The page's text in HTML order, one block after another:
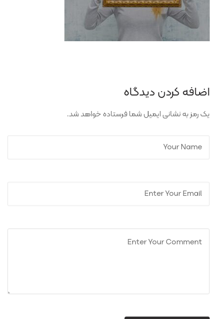
اضافه کردن دیدگاه
یک رمز به نشانی ایمیل شما فرستاده خواهد شد.